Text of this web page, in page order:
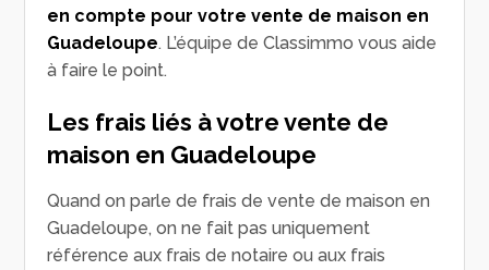
en compte pour votre vente de maison en
Guadeloupe. L’équipe de Classimmo vous aide
à faire le point.
Les frais liés à votre vente de
maison en Guadeloupe
Quand on parle de frais de vente de maison en
Guadeloupe, on ne fait pas uniquement
référence aux frais de notaire ou aux frais